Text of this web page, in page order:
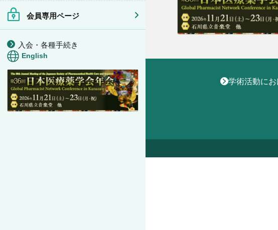
会員専用ページ
入会・各種手続き
English
学術活動に